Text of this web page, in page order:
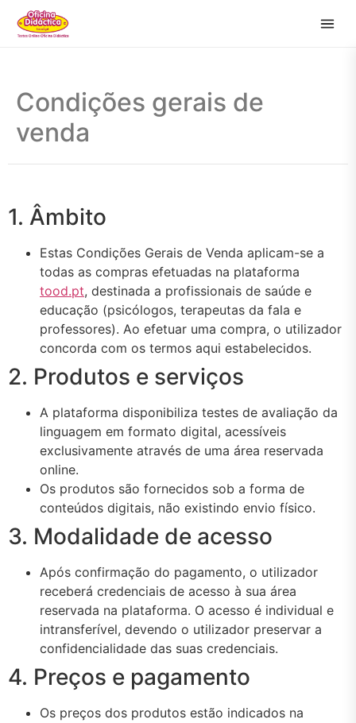
Condições gerais de
venda
1. Âmbito
Estas Condições Gerais de Venda aplicam-se a
todas as compras efetuadas na plataforma
tood.pt, destinada a profissionais de saúde e
educação (psicólogos, terapeutas da fala e
professores). Ao efetuar uma compra, o utilizador
concorda com os termos aqui estabelecidos.
2. Produtos e serviços
A plataforma disponibiliza testes de avaliação da
linguagem em formato digital, acessíveis
exclusivamente através de uma área reservada
online.
Os produtos são fornecidos sob a forma de
conteúdos digitais, não existindo envio físico.
3. Modalidade de acesso
Após confirmação do pagamento, o utilizador
receberá credenciais de acesso à sua área
reservada na plataforma. O acesso é individual e
intransferível, devendo o utilizador preservar a
confidencialidade das suas credenciais.
4. Preços e pagamento
Os preços dos produtos estão indicados na